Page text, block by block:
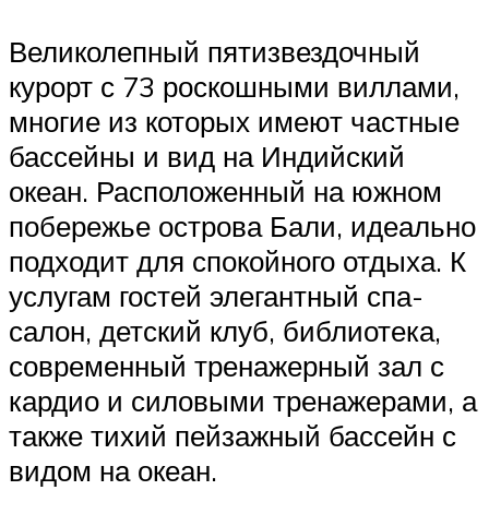
Великолепный пятизвездочный
курорт с 73 роскошными виллами,
многие из которых имеют частные
бассейны и вид на Индийский
океан. Расположенный на южном
побережье острова Бали, идеально
подходит для спокойного отдыха. К
услугам гостей элегантный спа-
салон, детский клуб, библиотека,
современный тренажерный зал с
кардио и силовыми тренажерами, а
также тихий пейзажный бассейн с
видом на океан.